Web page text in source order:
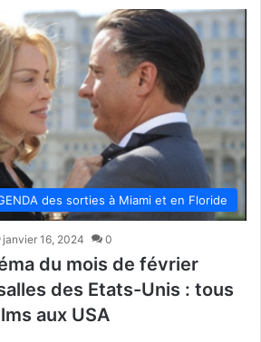
des sorties à Miami et en Floride
janvier 16, 2024 0
du mois de février
des Etats-Unis : tous
aux USA